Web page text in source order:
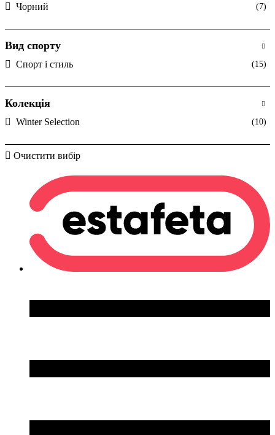
Чорний (7)
Вид спорту
Спорт і стиль (15)
Колекція
Winter Selection (10)
Очистити вибір